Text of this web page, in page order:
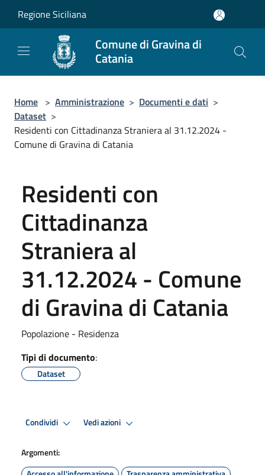
Regione Siciliana
Comune di Gravina di
Catania
Home > Amministrazione > Documenti e dati >
Dataset >
Residenti con Cittadinanza Straniera al 31.12.2024 -
Comune di Gravina di Catania
Residenti con
Cittadinanza
Straniera al
31.12.2024 - Comune
di Gravina di Catania
Popolazione - Residenza
Tipi di documento:
Dataset
Condividi Vedi azioni
Argomenti: